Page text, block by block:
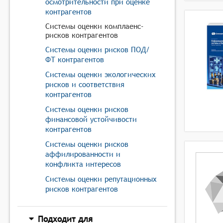
осмотрительности при оценке
контрагентов
Системы оценки комплаенс-
рисков контрагентов
Системы оценки рисков ПОД/
ФТ контрагентов
Системы оценки экологических
рисков и соответствия
контрагентов
Системы оценки рисков
финансовой устойчивости
контрагентов
Системы оценки рисков
аффилированности и
конфликта интересов
Системы оценки репутационных
рисков контрагентов
Подходит для